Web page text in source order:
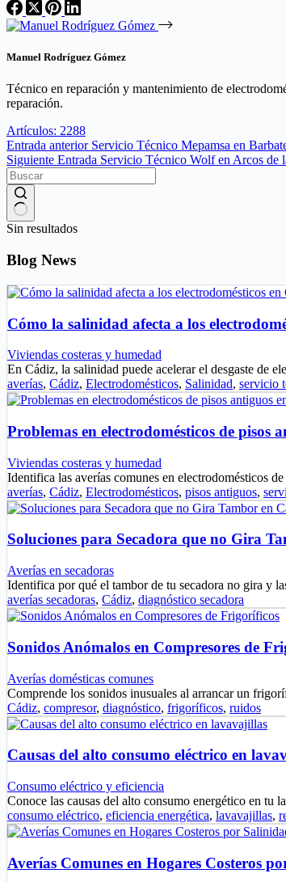
Manuel Rodríguez Gómez
Técnico en reparación y mantenimiento de
reparación.
Artículos: 2288
Entrada anterior Servicio Técnico Mepamsa en
Siguiente Entrada Servicio Técnico Wolf en Arcos de
Sin resultados
Blog News
Cómo la salinidad afecta a los
Viviendas costeras y humedad
En Cádiz, la salinidad puede acelerar el desgaste de
averías, Cádiz, Electrodomésticos, Salinidad, servicio
Problemas en electrodomésticos de pisos
Viviendas costeras y humedad
Identifica las averías comunes en electrodomésticos
averías, Cádiz, Electrodomésticos, pisos antiguos,
Soluciones para Secadora que no Gira
Averías en secadoras
Identifica por qué el tambor de tu secadora no gira y
averías secadoras, Cádiz, diagnóstico secadora
Sonidos Anómalos en Compresores de
Averías domésticas comunes
Comprende los sonidos inusuales al arrancar un
Cádiz, compresor, diagnóstico, frigoríficos, ruidos
Causas del alto consumo eléctrico en
Consumo eléctrico y eficiencia
Conoce las causas del alto consumo energético en
consumo eléctrico, eficiencia energética, lavavajillas,
Averías Comunes en Hogares Costeros